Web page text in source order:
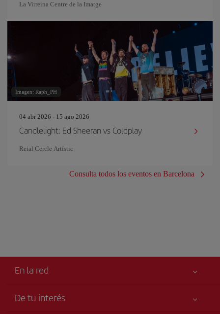
La Virreina Centre de la Imatge
Imagen: Raph_PH
04 abr 2026 - 15 ago 2026
Candlelight: Ed Sheeran vs Coldplay
Reial Cercle Artístic
Consulta todos los eventos en Barcelona
En la red
De tu interés